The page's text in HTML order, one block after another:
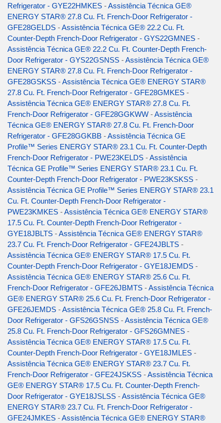
Refrigerator - GYE22HMKES -Assistência Técnica GE®
ENERGY STAR® 27.8 Cu. Ft. French-Door Refrigerator -
GFE28GELDS -Assistência Técnica GE® 22.2 Cu. Ft.
Counter-Depth French-Door Refrigerator - GYS22GMNES -
Assistência Técnica GE® 22.2 Cu. Ft. Counter-Depth French-
Door Refrigerator - GYS22GSNSS -Assistência Técnica GE®
ENERGY STAR® 27.8 Cu. Ft. French-Door Refrigerator -
GFE28GSKSS -Assistência Técnica GE® ENERGY STAR®
27.8 Cu. Ft. French-Door Refrigerator - GFE28GMKES -
Assistência Técnica GE® ENERGY STAR® 27.8 Cu. Ft.
French-Door Refrigerator - GFE28GGKWW -Assistência
Técnica GE® ENERGY STAR® 27.8 Cu. Ft. French-Door
Refrigerator - GFE28GGKBB -Assistência Técnica GE
Profile™ Series ENERGY STAR® 23.1 Cu. Ft. Counter-Depth
French-Door Refrigerator - PWE23KELDS -Assistência
Técnica GE Profile™ Series ENERGY STAR® 23.1 Cu. Ft.
Counter-Depth French-Door Refrigerator - PWE23KSKSS -
Assistência Técnica GE Profile™ Series ENERGY STAR® 23.1
Cu. Ft. Counter-Depth French-Door Refrigerator -
PWE23KMKES -Assistência Técnica GE® ENERGY STAR®
17.5 Cu. Ft. Counter-Depth French-Door Refrigerator -
GYE18JBLTS -Assistência Técnica GE® ENERGY STAR®
23.7 Cu. Ft. French-Door Refrigerator - GFE24JBLTS -
Assistência Técnica GE® ENERGY STAR® 17.5 Cu. Ft.
Counter-Depth French-Door Refrigerator - GYE18JEMDS -
Assistência Técnica GE® ENERGY STAR® 25.6 Cu. Ft.
French-Door Refrigerator - GFE26JBMTS -Assistência Técnica
GE® ENERGY STAR® 25.6 Cu. Ft. French-Door Refrigerator -
GFE26JEMDS -Assistência Técnica GE® 25.8 Cu. Ft. French-
Door Refrigerator - GFS26GSNSS -Assistência Técnica GE®
25.8 Cu. Ft. French-Door Refrigerator - GFS26GMNES -
Assistência Técnica GE® ENERGY STAR® 17.5 Cu. Ft.
Counter-Depth French-Door Refrigerator - GYE18JMLES -
Assistência Técnica GE® ENERGY STAR® 23.7 Cu. Ft.
French-Door Refrigerator - GFE24JSKSS -Assistência Técnica
GE® ENERGY STAR® 17.5 Cu. Ft. Counter-Depth French-
Door Refrigerator - GYE18JSLSS -Assistência Técnica GE®
ENERGY STAR® 23.7 Cu. Ft. French-Door Refrigerator -
GFE24JMKES -Assistência Técnica GE® ENERGY STAR®